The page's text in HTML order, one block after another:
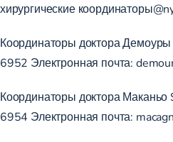
хирургические
Координаторы доктора
6952 Электронная почта:
Координаторы доктора Маканьо
6954 Электронная почта: